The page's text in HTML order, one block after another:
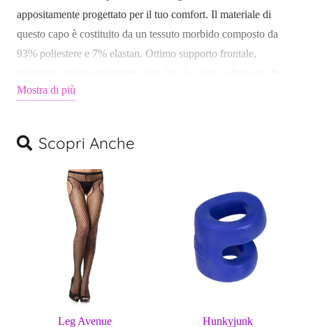
appositamente progettato per il tuo comfort. Il materiale di
questo capo è costituito da un tessuto morbido composto da
93% poliestere e 7% elastan. Ottimo supporto frontale,
richiede l’anatomia maschile. Il materiale setoso abbraccia il tuo
un’ottima opzione per una varietà di occasioni. Se desideri un
intimo pratico, che offra una sensazione sexy, il Boxer Brief
Cut4men Athletic è il capo ideale per te.
VESTIBILITÀ PERFETTA
CUCITURE LISCE
Mostra di più
Scopri Anche
Leg Avenue Hunkyjunk